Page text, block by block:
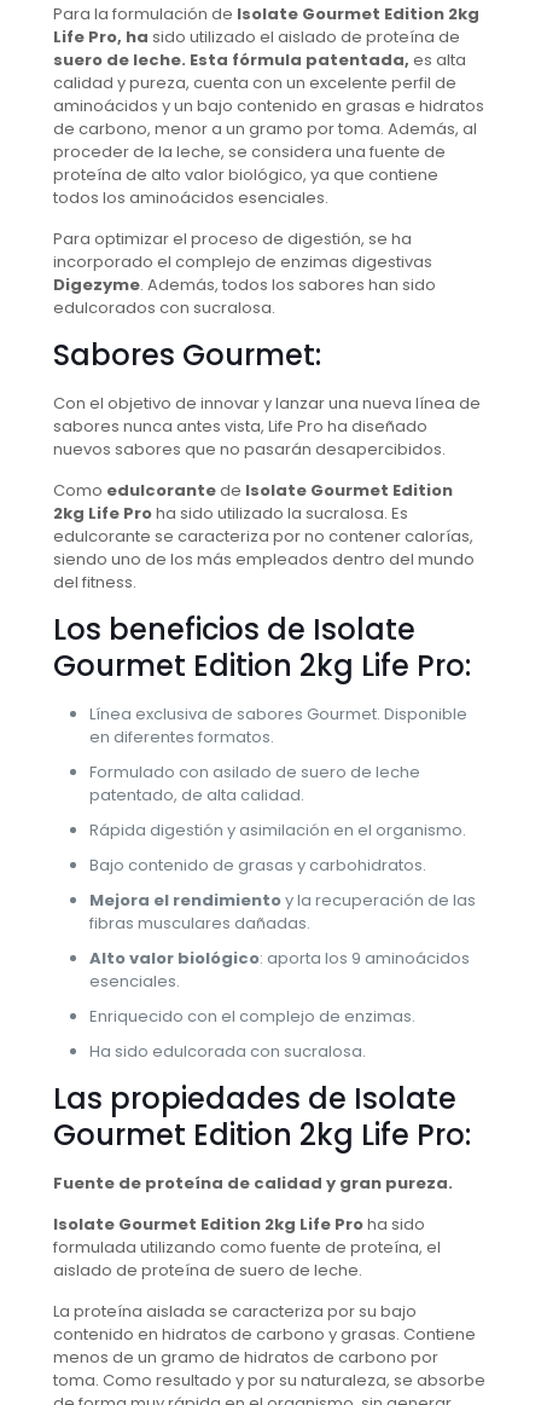
Para la formulación de Isolate Gourmet Edition 2kg
Life Pro, ha sido utilizado el aislado de proteína de
suero de leche. Esta fórmula patentada,es alta
calidad y pureza, cuenta con un excelente perfil de
aminoácidos y un bajo contenido en grasas e hidratos
de carbono, menor a un gramo por toma. Además, al
proceder de la leche, se considera una fuente de
proteína de alto valor biológico, ya que contiene
todos los aminoácidos esenciales.
Para optimizar el proceso de digestión, se ha
incorporado el complejo de enzimas digestivas
Digezyme. Además, todos los sabores han sido
edulcorados con sucralosa.
Sabores Gourmet:
Con el objetivo de innovar y lanzar una nueva línea de
sabores nunca antes vista, Life Pro ha diseñado
nuevos sabores que no pasarán desapercibidos.
Como edulcorantede Isolate Gourmet Edition
2kg Life Proha sido utilizado la sucralosa. Es
edulcorante se caracteriza por no contener calorías,
siendo uno de los más empleados dentro del mundo
del fitness.
Los beneficios de Isolate
Gourmet Edition 2kg Life Pro:
Línea exclusiva de sabores Gourmet. Disponible
en diferentes formatos.
Formulado con asilado de suero de leche
patentado, de alta calidad.
Rápida digestión y asimilación en el organismo.
Bajo contenido de grasas y carbohidratos.
Mejora el rendimientoy la recuperación de las
fibras musculares dañadas.
Alto valor biológico: aporta los 9 aminoácidos
esenciales.
Enriquecido con el complejo de enzimas.
Ha sido edulcorada con sucralosa.
Las propiedades de Isolate
Gourmet Edition 2kg Life Pro:
Fuente de proteína de calidad y gran pureza.
Isolate Gourmet Edition 2kg Life Proha sido
formulada utilizando como fuente de proteína, el
aislado de proteína de suero de leche.
La proteína aislada se caracteriza por su bajo
contenido en hidratos de carbono y grasas. Contiene
menos de un gramo de hidratos de carbono por
toma. Como resultado y por su naturaleza, se absorbe